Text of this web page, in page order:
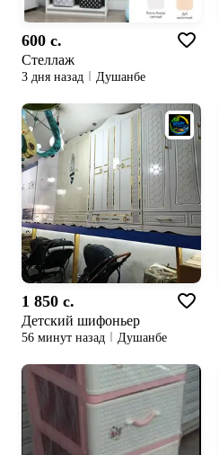
600 c.
Стеллаж
3 дня назад Душанбе
1 850 c.
Детский шифоньер
56 минут назад Душанбе